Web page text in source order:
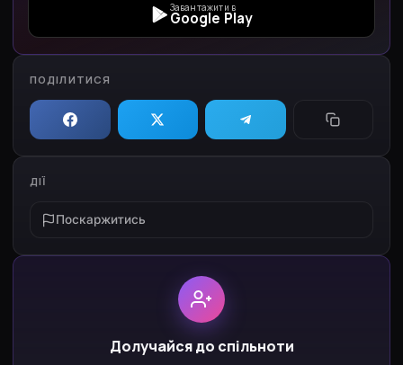
Завантажити в
Google Play
ПОДІЛИТИСЯ
ДІЇ
Поскаржитись
Долучайся до спільноти